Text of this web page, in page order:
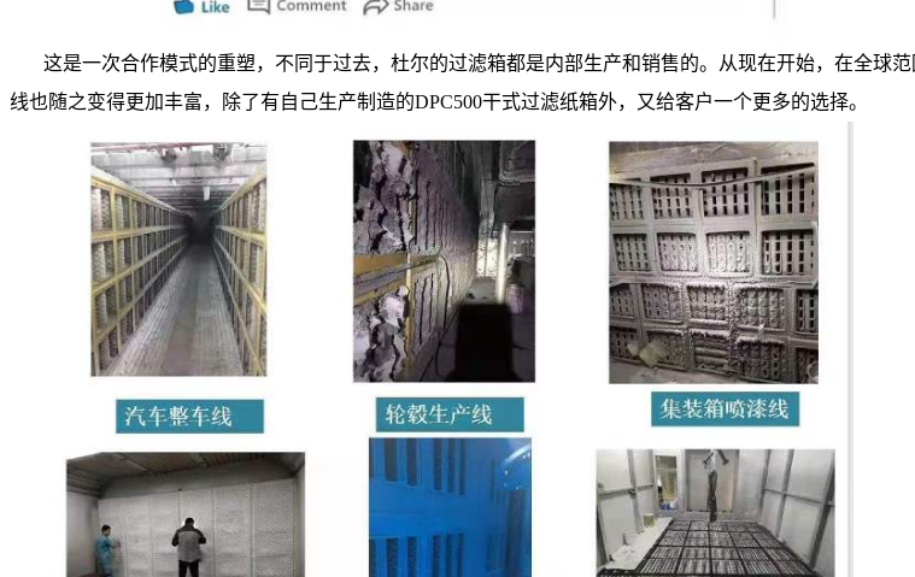
这是一次合作模式的重塑，不同于过去，杜尔的过滤箱都是内部生产和销售的。从现在开始，在全球
线也随之变得更加丰富，除了有自己生产制造的DPC500干式过滤纸箱外，又给客户一个更多的选择。